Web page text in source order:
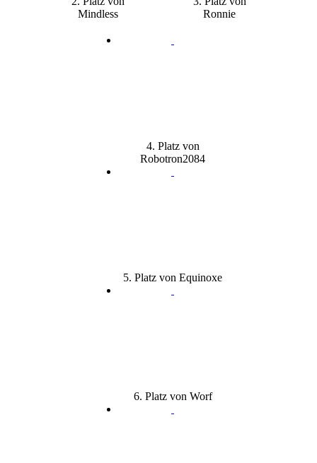
Mindless
Ronnie
4. Platz von
Robotron2084
5. Platz von Equinoxe
6. Platz von Worf